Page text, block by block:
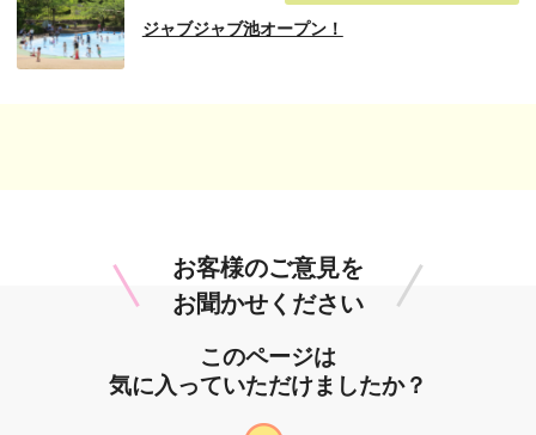
ジャブジャブ池オープン！
お客様のご意見を
お聞かせください
このページは
気に入っていただけましたか？